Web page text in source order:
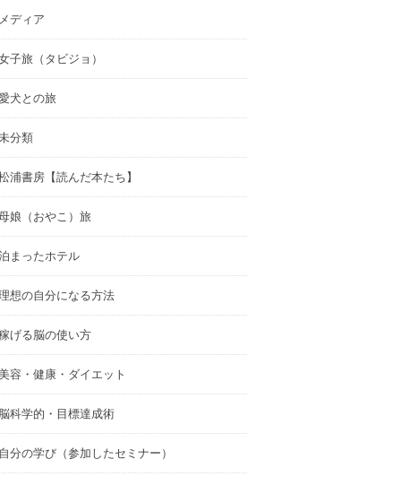
メディア
子旅（タビジョ）
犬との旅
分類
浦書房【読んだ本たち】
娘（おやこ）旅
まったホテル
想の自分になる方法
げる脳の使い方
美容・健康・ダイエット
脳科学的・目標達成術
自分の学び（参加したセミナー）